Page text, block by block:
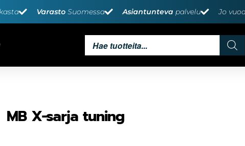
Varasto Suomessa Asiantunteva palvelu Jo
MB X-sarja tuning